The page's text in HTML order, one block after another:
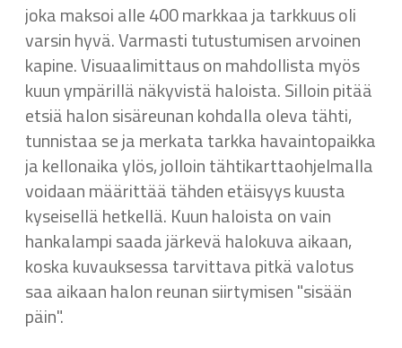
joka maksoi alle 400 markkaa ja tarkkuus oli
varsin hyvä. Varmasti tutustumisen arvoinen
kapine. Visuaalimittaus on mahdollista myös
kuun ympärillä näkyvistä haloista. Silloin pitää
etsiä halon sisäreunan kohdalla oleva tähti,
tunnistaa se ja merkata tarkka havaintopaikka
ja kellonaika ylös, jolloin tähtikarttaohjelmalla
voidaan määrittää tähden etäisyys kuusta
kyseisellä hetkellä. Kuun haloista on vain
hankalampi saada järkevä halokuva aikaan,
koska kuvauksessa tarvittava pitkä valotus
saa aikaan halon reunan siirtymisen "sisään
päin".